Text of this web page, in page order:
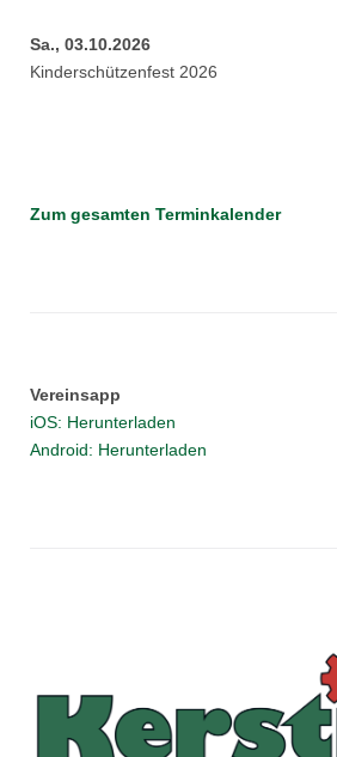
Sa., 03.10.2026
Kinderschützenfest 2026
Zum gesamten Terminkalender
Vereinsapp
iOS: Herunterladen
Android: Herunterladen